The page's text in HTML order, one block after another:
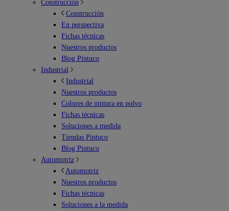
Construcción
Construcción
En perspectiva
Fichas técnicas
Nuestros productos
Blog Pintuco
Industrial
Industrial
Nuestros productos
Colores de pintura en polvo
Fichas técnicas
Soluciones a medida
Tiendas Pintuco
Blog Pintuco
Automotriz
Automotriz
Nuestros productos
Fichas técnicas
Soluciones a la medida